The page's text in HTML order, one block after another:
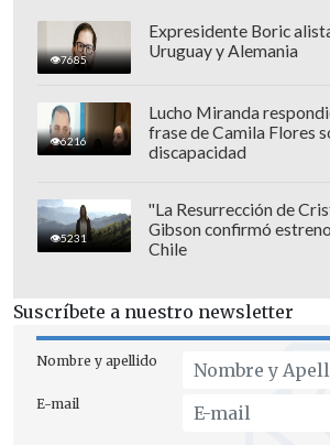
ocasiones ser un gran
fútbol. De hecho, el
"Imposter" ha participado
eventos benéficos del
FC, equipo de su ciudad
compite en la League Two.
Asimismo,
se hizo viral en
llevar un televisor al Festival
país en la Eurocopa.
7685
Expresidente Boric
Uruguay y Alemania
6216
Lucho Miranda
frase de Camila Flores
discapacidad
5231
"La Resurrección de
Gibson confirmó
Chile
Suscríbete a nuestro newsletter
Nombre y apellido
E-mail